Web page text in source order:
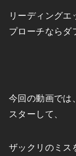
リーディング
プローチならダ
今回の動画では
スターして、
ザックリのミス